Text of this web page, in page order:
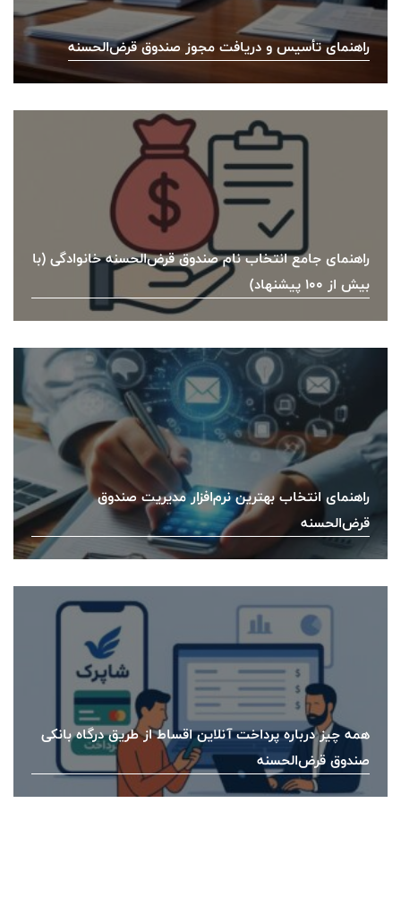
راهنمای تأسیس و دریافت مجوز صندوق قرض‌الحسنه
راهنمای جامع انتخاب نام صندوق قرض‌الحسنه خانوادگی (با
بیش از ۱۰۰ پیشنهاد)
راهنمای انتخاب بهترین نرم‌افزار مدیریت صندوق
قرض‌الحسنه
همه چیز درباره پرداخت آنلاین اقساط از طریق درگاه بانکی
صندوق قرض‌الحسنه